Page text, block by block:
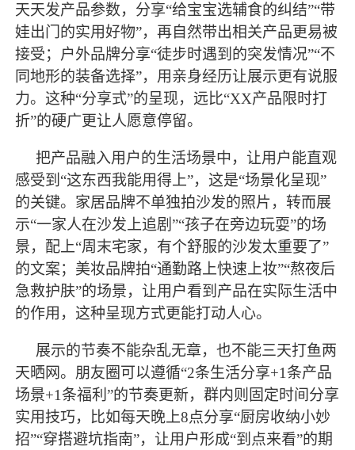
天天发产品参数，分享“给宝宝选辅食的纠结”“带
娃出门的实用好物”，再自然带出相关产品更易被
接受；户外品牌分享“徒步时遇到的突发情况”“不
同地形的装备选择”，用亲身经历让展示更有说服
力。这种“分享式”的呈现，远比“XX产品限时打
折”的硬广更让人愿意停留。
把产品融入用户的生活场景中，让用户能直观
感受到 “这东西我能用得上”，这是“场景化呈现”
的关键。家居品牌不单独拍沙发的照片，转而展
示“一家人在沙发上追剧”“孩子在旁边玩耍”的场
景，配上“周末宅家，有个舒服的沙发太重要了”
的文案；美妆品牌拍“通勤路上快速上妆”“熬夜后
急救护肤”的场景，让用户看到产品在实际生活中
的作用，这种呈现方式更能打动人心。
展示的节奏不能杂乱无章，也不能三天打鱼两
天晒网。朋友圈可以遵循“2条生活分享+1条产品
场景+1条福利”的节奏更新，群内则固定时间分享
实用技巧，比如每天晚上8点分享“厨房收纳小妙
招”“穿搭避坑指南”，让用户形成“到点来看”的期